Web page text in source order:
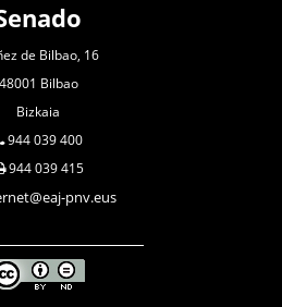
de Bilbao, 16
48001 Bilbao
Bizkaia
944 039 400
944 039 415
pnv.eus